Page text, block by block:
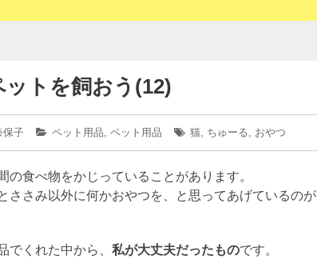
トを飼おう(12)
保子
カ
リ
ー:
ペット用品, ペット用品
タ
猫, ちゅーる, おやつ
食べ物をかじっていることがあります。
ささみ以外に何かおやつを、と思ってあげているのが
でくれた中から、 私が大丈夫だったものです。